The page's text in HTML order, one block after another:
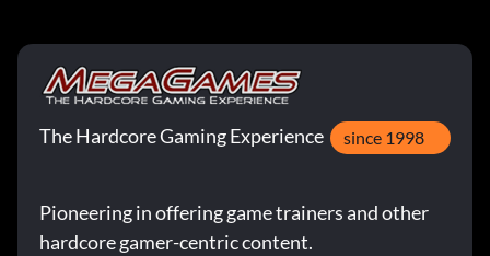
The Hardcore Gaming Experience since 1998
Pioneering in offering game trainers and other
hardcore gamer-centric content.